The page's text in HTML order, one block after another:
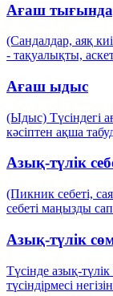
Ағаш
(Сандалдар, аяқ
- тақуалықты,
Ағаш ыдыс
(Ыдыс) Түсіндегі
кәсіптен ақша
Азық-түлік
(Пикник себеті,
себеті маңызды
Азық-түлік
Түсінде азық-
түсіндірмесі